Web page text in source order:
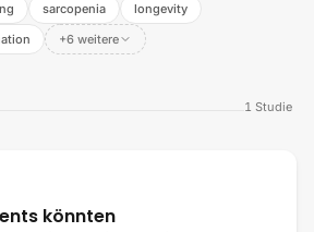
sarcopenia
longevity
+6 weitere
1 Studie
könnten